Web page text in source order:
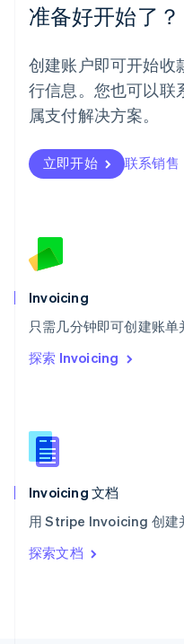
准备好开始了？
创建账户即可开始收
行信息。您也可以联
属支付解决方案。
立即开始 联系销售
Invoicing
只需几分钟即可创建账
探索 Invoicing
Invoicing 文档
用 Stripe Invoicing 创建
探索文档
English
葡萄牙
日本
日本語 English
瑞典
SvenskaEnglish
Deutsch FrançaisItaliano
塞浦路斯
English
ไทยEnglish
希腊
English
西班牙
新西兰
English
匈牙利
English
ItalianoEnglish
印度
English